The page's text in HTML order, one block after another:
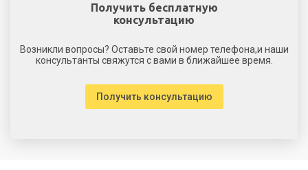
Получить бесплатную
консультацию
Возникли вопросы? Оставьте свой номер телефона,и наши
консультанты свяжутся с вами в ближайшее время.
Получить консультацию